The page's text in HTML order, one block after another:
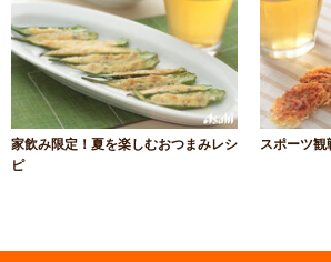
家飲み限定！夏を楽しむおつまみレシ
ピ
スポーツ観